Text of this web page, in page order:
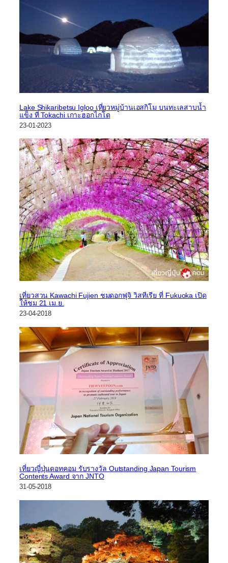
Lake Shikaribetsu Igloo เที่ยวหมู่บ้านเอสกิโม บนทะเลสาบน้ำ
แข็ง ที่ Tokachi เกาะฮอกไกโด
23-01-2023
เที่ยวสวน Kawachi Fujien ชมดอกฟุจิ วิสทีเรีย ที่ Fukuoka เปิด
ให้ชม 21 เม.ย.
23-04-2018
เที่ยวญี่ปุ่นดอทคอม รับรางวัล Outstanding Japan Tourism
Contents Award จาก JNTO
31-05-2018